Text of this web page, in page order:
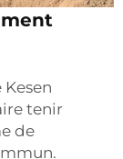
tenir
de